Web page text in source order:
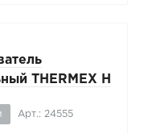
THERMEX H
Арт.: 24555